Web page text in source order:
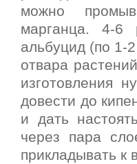
можно
марганца. 4-6
альбуцид (по 1-
отвара
изготовления
довести до
и дать
через пара
прикладывать к